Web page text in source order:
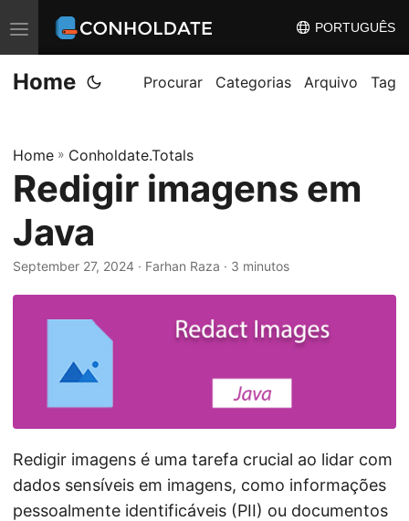
A
l
t
n
a
n
a
PORTUGUÊS
Home Procurar Categorias Arquivo Tag
Home » Conholdate.Totals
Redigir imagens em
Java
September 27, 2024 ‎ · Farhan Raza · 3 minutos
Redigir imagens é uma tarefa crucial ao lidar com
dados sensíveis em imagens, como informações
pessoalmente identificáveis (PII) ou documentos